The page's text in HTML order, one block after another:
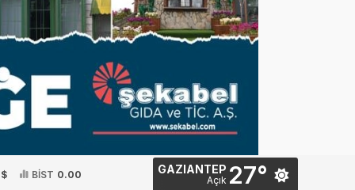
BİST 0.00 GAZIANTEP
Açık 27°